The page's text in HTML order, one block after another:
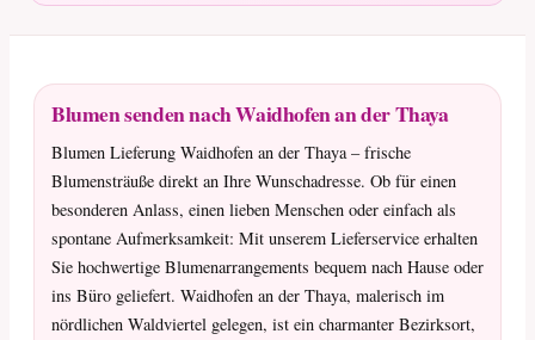
Blumen senden nach Waidhofen an der Thaya
Blumen Lieferung Waidhofen an der Thaya – frische
Blumensträuße direkt an Ihre Wunschadresse. Ob für einen
besonderen Anlass, einen lieben Menschen oder einfach als
spontane Aufmerksamkeit: Mit unserem Lieferservice erhalten
Sie hochwertige Blumenarrangements bequem nach Hause oder
ins Büro geliefert. Waidhofen an der Thaya, malerisch im
nördlichen Waldviertel gelegen, ist ein charmanter Bezirksort,